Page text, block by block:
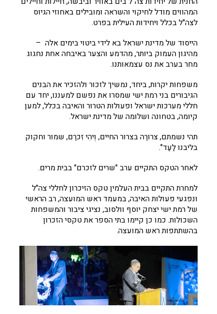
המהווים מודל לחיקוי והשראה ומובילים באחוזי הגיוס
לצה"ל בכלל ויחידות העילית בפרט.
הייסוד של מדינת ישראל בא לידי ביטוי בימים אלה –
מהיגון העמוק ביותר, מהדמע והצער באיבחה אחת נחגוג
מחר בערב את נס עצמאותנו.
משפחות יקרות, ביחד, נמשיך לזכור ולהזכיר את הבנים
הגיבורים בני רמת ישי שמסרו את נפשם למעננו, יחד עם
חללי מערכות ישראל ופעולות הטרור והאיבה בכלל, למען
קיומה, בטחונה ושלומה של מדינת ישראל.
תהי נשמתם, צרורַה בצרור החיים, וְיהִי זִכרַם, שמור וחקוק
בליבנו לַעַד".
לאחר הטקס התקיים ערב "שרים לזכרם" בבית מרים.
למחרת התקיים בבית העלמין טקס הזיכרון לחללי צה"ל
ונפגעי פעולות האיבה, במעמד ראש המועצה, רב הראשי
של רמת ישי יצחק יוסף וולסוב, נציגי ציבור והמשפחות
השכולות. כמו כן קיימו בתי הספר את טקסי הזכרון
בהשתתפות ראש המועצה.